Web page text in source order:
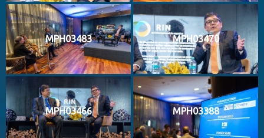
MPH03483 MPH03470
MPH03466 MPH03388